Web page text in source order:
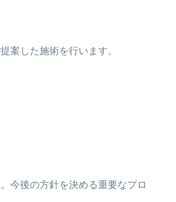
案した施術を行います。
今後の方針を決める重要なプロ